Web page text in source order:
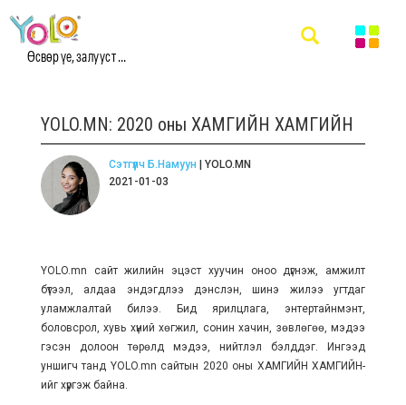
Өсвөр үе, залууст ...
YOLO.MN: 2020 оны ХАМГИЙН ХАМГИЙН
Сэтгүүлч Б.Намуун | YOLO.MN
2021-01-03
YOLO.mn сайт жилийн эцэст хуучин оноо дүгнэж, амжилт
бүтээл, алдаа эндэгдлээ дэнслэн, шинэ жилээ угтдаг
уламжлалтай билээ. Бид ярилцлага, энтертайнмэнт,
боловсрол, хувь хүний хөгжил, сонин хачин, зөвлөгөө, мэдээ
гэсэн долоон төрөлд мэдээ, нийтлэл бэлддэг. Ингээд
уншигч танд YOLO.mn сайтын 2020 оны ХАМГИЙН ХАМГИЙН-
ийг хүргэж байна.